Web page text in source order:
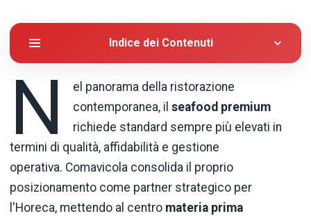
Indice dei Contenuti
N
el panorama della ristorazione
contemporanea, ilseafood premium
richiede standard sempre più elevati in
termini di qualità, affidabilità e gestione
operativa. Comavicola consolida il proprio
posizionamento come partner strategico per
l'Horeca, mettendo al centro materia prima